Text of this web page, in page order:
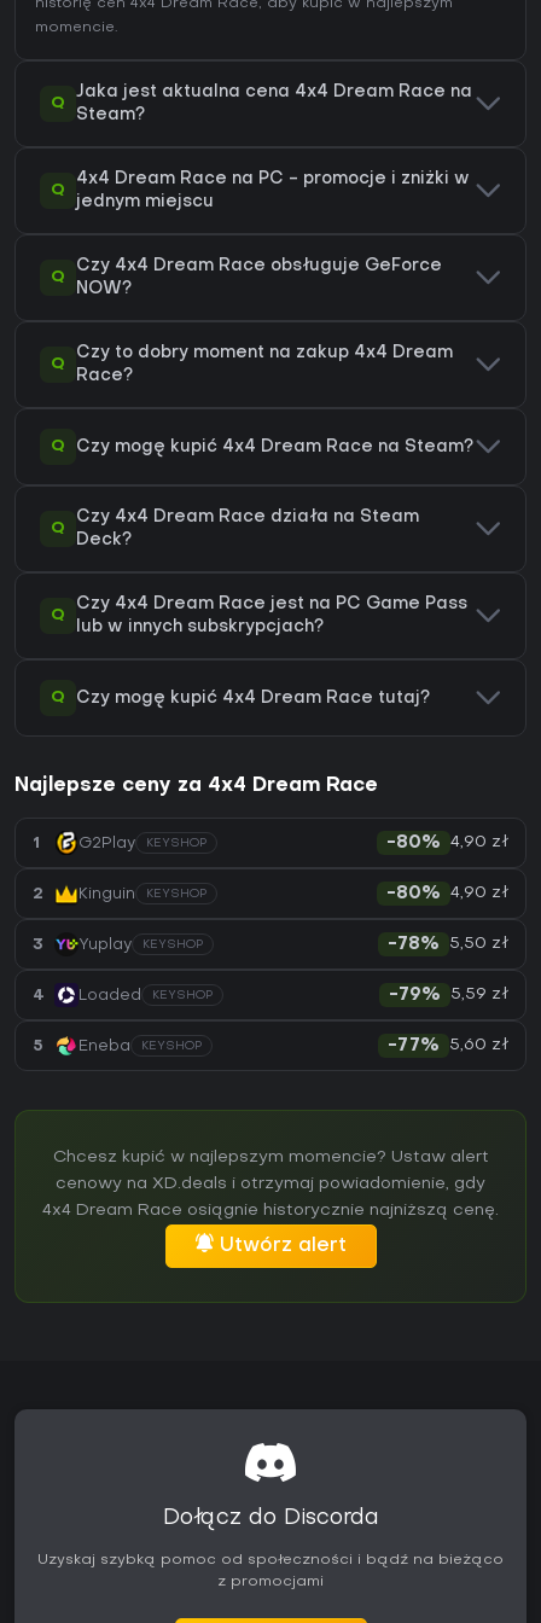
historię cen 4x4 Dream Race, aby kupić w najlepszym
momencie.
Q
Jaka jest aktualna cena 4x4 Dream Race na
Steam?
Q
4x4 Dream Race na PC - promocje i zniżki w
jednym miejscu
Q
Czy 4x4 Dream Race obsługuje GeForce
NOW?
Q
Czy to dobry moment na zakup 4x4 Dream
Race?
Q Czy mogę kupić 4x4 Dream Race na Steam?
Q
Czy 4x4 Dream Race działa na Steam
Deck?
Q
Czy 4x4 Dream Race jest na PC Game Pass
lub w innych subskrypcjach?
Q Czy mogę kupić 4x4 Dream Race tutaj?
Najlepsze ceny za 4x4 Dream Race
1 G2Play KEYSHOP -80% 4,90 zł
2 Kinguin KEYSHOP -80% 4,90 zł
3 Yuplay KEYSHOP -78% 5,50 zł
4 Loaded KEYSHOP -79% 5,59 zł
5 Eneba KEYSHOP -77% 5,60 zł
Chcesz kupić w najlepszym momencie? Ustaw alert
cenowy na XD.deals i otrzymaj powiadomienie, gdy
4x4 Dream Race osiągnie historycznie najniższą cenę.
Utwórz alert
Dołącz do Discorda
Uzyskaj szybką pomoc od społeczności i bądź na bieżąco
z promocjami